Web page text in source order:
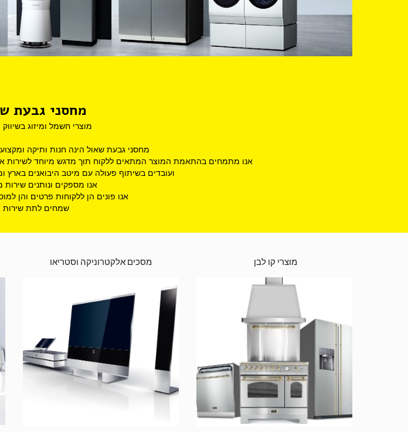
מחסני גבעת
מוצרי חשמל ומיזוג בשיווק
מחסני גבעת שאול הינה חנות ותיקה
אנו מתמחים בהתאמת המוצר המתאים ללקוח תוך מדגש מיוחד לשירות
ועובדים בשיתוף פעולה עם מיטב היבואנים בארץ
אנו מספקים ונותנים
אנו פונים הן ללקוחות פרטים והן
שמחים לתת שירות
מסכים אלקטרוניקה וסטריאו מוצרי קו לבן